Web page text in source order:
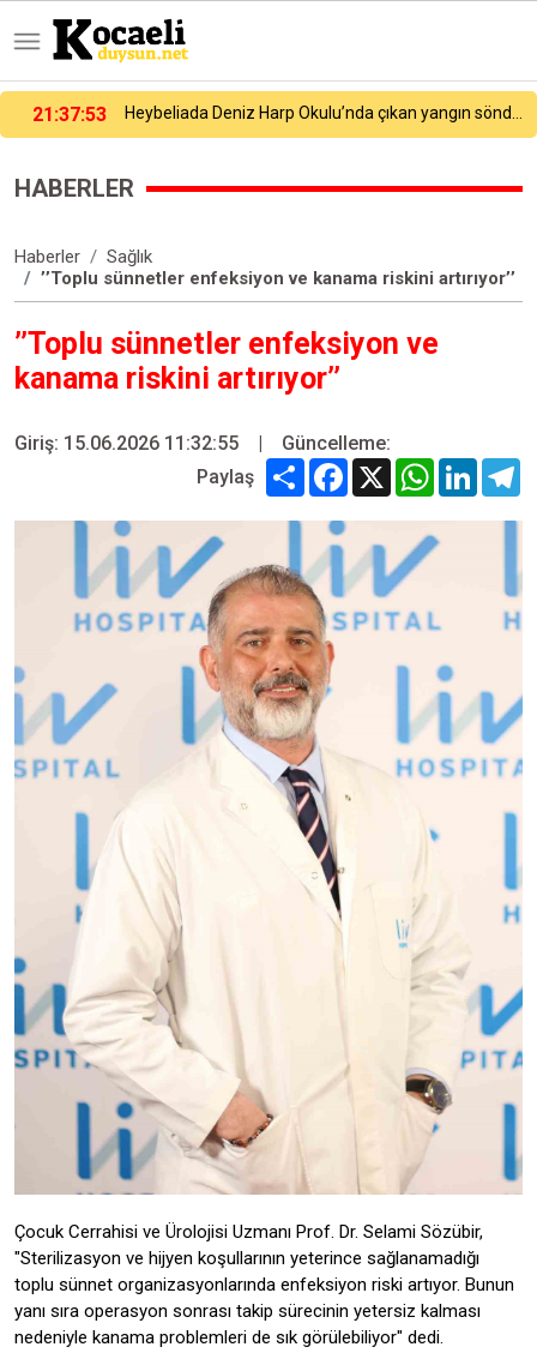
21:37:53
HABERLER
Haberler
Sağlık
’’Toplu sünnetler enfeksiyon ve kanama riskini artırıyor’’
’’Toplu sünnetler enfeksiyon ve
kanama riskini artırıyor’’
Giriş: 15.06.2026 11:32:55 |
Güncelleme:
Paylaş
Share Facebook
X WhatsApp
Çocuk Cerrahisi ve Ürolojisi Uzmanı Prof. Dr. Selami Sözübir,
"Sterilizasyon ve hijyen koşullarının yeterince sağlanamadığı
toplu sünnet organizasyonlarında enfeksiyon riski artıyor. Bunun
yanı sıra operasyon sonrası takip sürecinin yetersiz kalması
nedeniyle kanama problemleri de sık görülebiliyor" dedi.